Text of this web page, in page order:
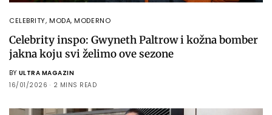
CELEBRITY,MODA,MODERNO
Celebrity inspo: Gwyneth Paltrow i kožna bomber
jakna koju svi želimo ove sezone
BY ULTRA MAGAZIN
16/01/2026
2 MINS READ